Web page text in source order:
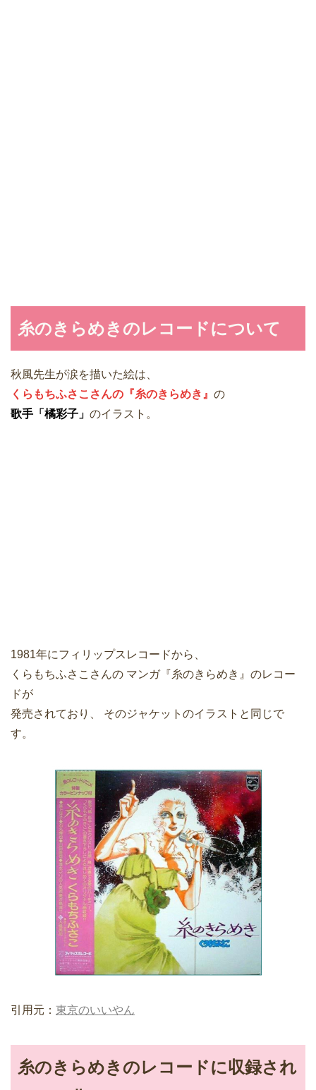
糸のきらめきのレコードについて
秋風先生が涙を描いた絵は、
くらもちふさこさんの『糸のきらめき』 の
歌手「橘彩子」 のイラスト。
1981年にフィリップスレコードから、
くらもちふさこさんの マンガ『糸のきらめき』のレコー
ドが
発売されており、 そのジャケットのイラストと同じで
す。
引用元： 東京のいいやん
糸のきらめきのレコードに収録され